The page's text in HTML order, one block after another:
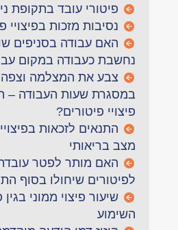
פיטורי עובד בתקופת
נסיבות מזכות בפיצויי
האם עבודה בסניפים
נחשבת כעבודה במקום
צבע את המצלמה
במסגרת שעות העבודה –
פיצויי פיטורים?
התנאים לזכאות
מצב בריאותי
האם מותר לפטר
לפיטורים שיחולו בסוף
שיעור פיצוי ממוני
השימוע